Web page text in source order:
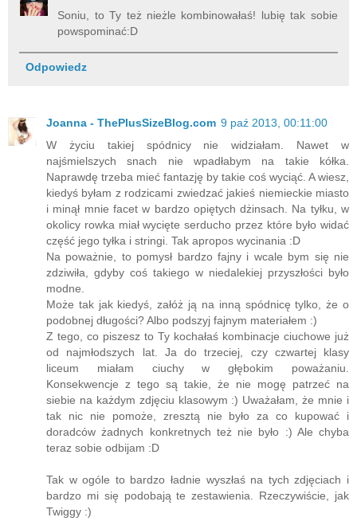
Soniu, to Ty też nieżle kombinowałaś! lubię tak sobie
powspominać:D
Odpowiedz
Joanna - ThePlusSizeBlog.com 9 paź 2013, 00:11:00
W życiu takiej spódnicy nie widziałam. Nawet w
najśmielszych snach nie wpadłabym na takie kółka.
Naprawdę trzeba mieć fantazję by takie coś wyciąć. A wiesz,
kiedyś byłam z rodzicami zwiedzać jakieś niemieckie miasto
i minął mnie facet w bardzo opiętych dżinsach. Na tyłku, w
okolicy rowka miał wycięte serducho przez które było widać
część jego tyłka i stringi. Tak apropos wycinania :D
Na poważnie, to pomysł bardzo fajny i wcale bym się nie
zdziwiła, gdyby coś takiego w niedalekiej przyszłości było
modne.
Może tak jak kiedyś, załóż ją na inną spódnicę tylko, że o
podobnej długości? Albo podszyj fajnym materiałem :)
Z tego, co piszesz to Ty kochałaś kombinacje ciuchowe już
od najmłodszych lat. Ja do trzeciej, czy czwartej klasy
liceum miałam ciuchy w głębokim poważaniu.
Konsekwencje z tego są takie, że nie mogę patrzeć na
siebie na każdym zdjęciu klasowym :) Uważałam, że mnie i
tak nic nie pomoże, zresztą nie było za co kupować i
doradców żadnych konkretnych też nie było :) Ale chyba
teraz sobie odbijam :D
Tak w ogóle to bardzo ładnie wyszłaś na tych zdjęciach i
bardzo mi się podobają te zestawienia. Rzeczywiście, jak
Twiggy :)